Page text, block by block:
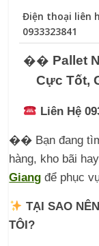
Điện thoại liên
0933323841
�� Pallet
Cực Tốt,
Liên Hệ
�� Bạn đang
hàng, kho bãi
Giang để phục
TẠI SAO
TÔI?